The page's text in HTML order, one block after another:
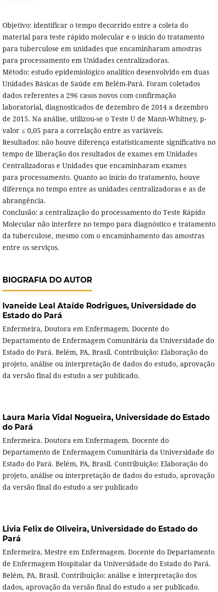
Objetivo: identificar o tempo decorrido entre a coleta do
material para teste rápido molecular e o início do tratamento
para tuberculose em unidades que encaminharam amostras
para processamento em Unidades centralizadoras.
Método: estudo epidemiológico analítico desenvolvido em duas
Unidades Básicas de Saúde em Belém-Pará. Foram coletados
dados referentes a 296 casos novos com confirmação
laboratorial, diagnosticados de dezembro de 2014 a dezembro
de 2015. Na análise, utilizou-se o Teste U de Mann-Whitney, p-
valor ≤ 0,05 para a correlação entre as variáveis.
Resultados: não houve diferença estatisticamente significativa no
tempo de liberação dos resultados de exames em Unidades
Centralizadoras e Unidades que encaminharam exames
para processamento. Quanto ao início do tratamento, houve
diferença no tempo entre as unidades centralizadoras e as de
abrangência.
Conclusão: a centralização do processamento do Teste Rápido
Molecular não interfere no tempo para diagnóstico e tratamento
da tuberculose, mesmo com o encaminhamento das amostras
entre os serviços.
BIOGRAFIA DO AUTOR
Ivaneide Leal Ataíde Rodrigues, Universidade do
Estado do Pará
Enfermeira, Doutora em Enfermagem. Docente do
Departamento de Enfermagem Comunitária da Universidade do
Estado do Pará. Belém, PA, Brasil. Contribuição: Elaboração do
projeto, análise ou interpretação de dados do estudo, aprovação
da versão final do estudo a ser publicado.
Laura Maria Vidal Nogueira, Universidade do Estado
do Pará
Enfermeira. Doutora em Enfermagem. Docente do
Departamento de Enfermagem Comunitária da Universidade do
Estado do Pará. Belém, PA, Brasil. Contribuição: Elaboração do
projeto, análise ou interpretação de dados do estudo, aprovação
da versão final do estudo a ser publicado
Livia Felix de Oliveira, Universidade do Estado do
Pará
Enfermeira, Mestre em Enfermagem. Docente do Departamento
de Enfermagem Hospitalar da Universidade do Estado do Pará.
Belém, PA, Brasil. Contribuição: análise e interpretação dos
dados, aprovação da versão final do estudo a ser publicado.